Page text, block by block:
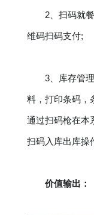
2、扫码就餐
维码扫码支付;
3、库存管理
料，打印条码，
通过扫码枪在本
扫码入库出库操
价值输出：